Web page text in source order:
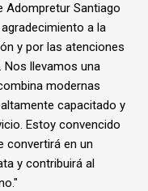
Adompretur Santiago
a la
y por las atenciones
Nos llevamos una
modernas
capacitado y
Estoy convencido
convertirá en un
y contribuirá al